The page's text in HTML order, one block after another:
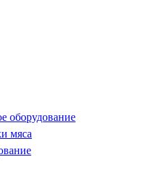
оборудование
мяса